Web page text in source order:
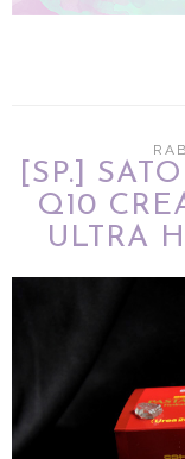
[SP.]
Q10
ULTRA